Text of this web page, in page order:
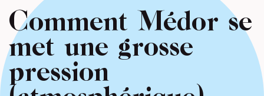
Comment Médor se
met une grosse
pression